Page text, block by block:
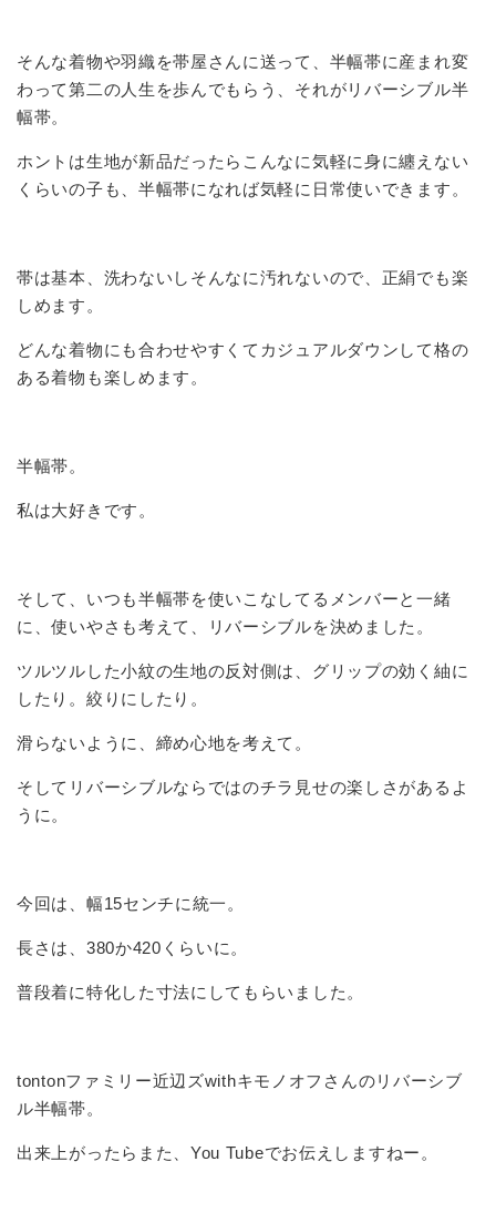
そんな着物や羽織を帯屋さんに送って、半幅帯に産まれ変
わって第二の人生を歩んでもらう、それがリバーシブル半
幅帯。
ホントは生地が新品だったらこんなに気軽に身に纏えない
くらいの子も、半幅帯になれば気軽に日常使いできます。
帯は基本、洗わないしそんなに汚れないので、正絹でも楽
しめます。
どんな着物にも合わせやすくてカジュアルダウンして格の
ある着物も楽しめます。
半幅帯。
私は大好きです。
そして、いつも半幅帯を使いこなしてるメンバーと一緒
に、使いやさも考えて、リバーシブルを決めました。
ツルツルした小紋の生地の反対側は、グリップの効く紬に
したり。絞りにしたり。
滑らないように、締め心地を考えて。
そしてリバーシブルならではのチラ見せの楽しさがあるよ
うに。
今回は、幅15センチに統一。
長さは、380か420くらいに。
普段着に特化した寸法にしてもらいました。
tontonファミリー近辺ズwithキモノオフさんのリバーシブ
ル半幅帯。
出来上がったらまた、You Tubeでお伝えしますねー。